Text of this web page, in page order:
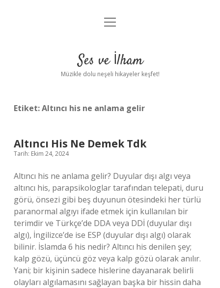
Anasayfa
Yasal Uyarı
menüyü
Ses ve İlham
Müzikle dolu neşeli hikayeler keşfet!
Etiket:Altıncı his ne anlama gelir
Altıncı His Ne Demek Tdk
Tarih: Ekim 24, 2024
Altıncı his ne anlama gelir? Duyular dışı algı veya
altıncı his, parapsikologlar tarafından telepati, duru
görü, önsezi gibi beş duyunun ötesindeki her türlü
paranormal algıyı ifade etmek için kullanılan bir
terimdir ve Türkçe’de DDA veya DDİ (duyular dışı
algı), İngilizce’de ise ESP (duyular dışı algı) olarak
bilinir. İslamda 6 his nedir? Altıncı his denilen şey;
kalp gözü, üçüncü göz veya kalp gözü olarak anılır.
Yani; bir kişinin sadece hislerine dayanarak belirli
olayları algılamasını sağlayan başka bir hissin daha